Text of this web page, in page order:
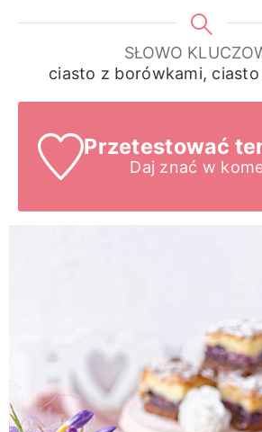
SŁOWO
ciasto z borówkami,
Przetestować
Daj znać w